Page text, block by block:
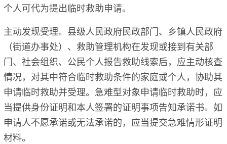
个人可代为提出临时救助申请。
主动发现受理。县级人民政府民政部门、乡镇人民政府
（街道办事处）、救助管理机构在发现或接到有关部
门、社会组织、公民个人报告救助线索后，应主动核查
情况，对其中符合临时救助条件的家庭或个人，协助其
申请临时救助并受理。急难型对象申请临时救助时，应
当提供身份证明和本人签署的证明事项告知承诺书。如
申请人不愿承诺或无法承诺的，应当提交急难情形证明
材料。